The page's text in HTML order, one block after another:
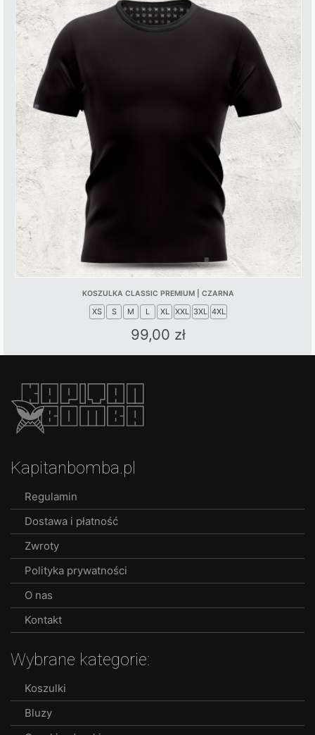
KOSZULKA CLASSIC PREMIUM | CZARNA
XS S M L XL XXL 3XL 4XL
99,00 zł
This
chosen
product
Kapitanbomba.pl
Regulamin
Dostawa i płatność
Zwroty
Polityka prywatności
O nas
Kontakt
Wybrane kategorie:
Koszulki
Bluzy